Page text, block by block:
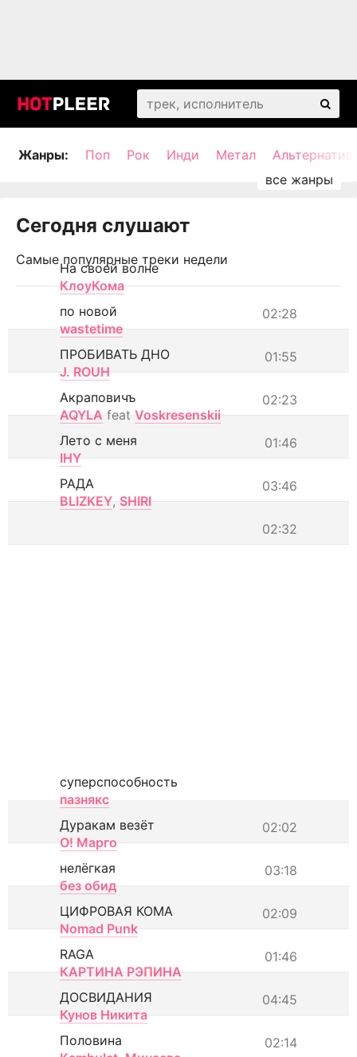
Жанры: Поп Рок Инди Метал
Сегодня слушают
Самые популярные треки недели
На своей волне
КлоуКома
02:28
по новой
wastetime
01:55
ПРОБИВАТЬ ДНО
J. ROUH
02:23
Акраповичъ
AQYLA feat Voskresenskii
01:46
Лето с меня
IHY
03:46
РАДА
BLIZKEY, SHIRI
02:32
суперспособность
пазнякс
02:02
Дуракам везёт
О! Марго
03:18
нелёгкая
без обид
02:09
ЦИФРОВАЯ КОМА
Nomad Punk
01:46
RAGA
КАРТИНА РЭПИНА
04:45
ДОСВИДАНИЯ
Кунов Никита
02:14
Половина